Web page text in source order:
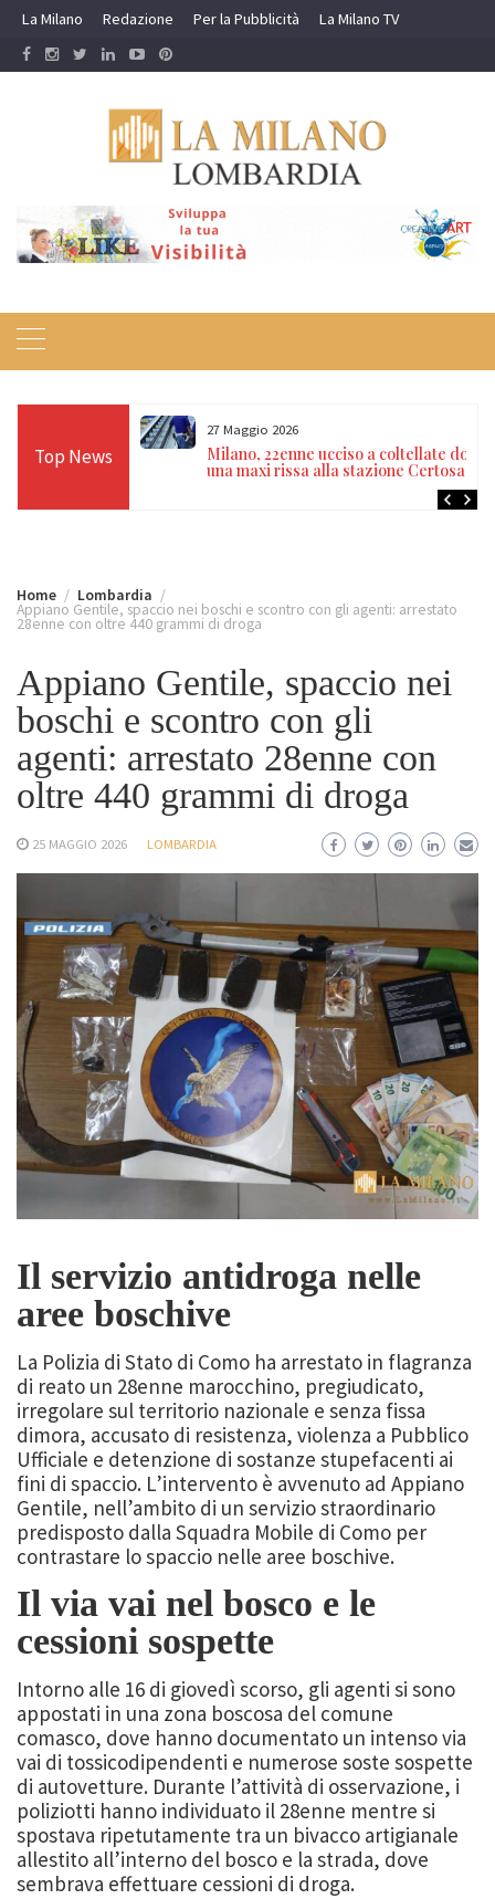
Skip
content
La Milano Redazione Per la Pubblicità La Milano TV
Top News
e
da oltre 14
27 Maggio 2026
Milano, 22enne ucciso a coltellate dopo
una maxi rissa alla stazione Certosa
Home Lombardia
Appiano Gentile, spaccio nei boschi e scontro con gli agenti: arrestato
28enne con oltre 440 grammi di droga
Appiano Gentile, spaccio nei
boschi e scontro con gli
agenti: arrestato 28enne con
oltre 440 grammi di droga
25 MAGGIO 2026 LOMBARDIA
Il servizio antidroga nelle
aree boschive
La Polizia di Stato di Como ha arrestato in flagranza
di reato un 28enne marocchino, pregiudicato,
irregolare sul territorio nazionale e senza fissa
dimora, accusato di resistenza, violenza a Pubblico
Ufficiale e detenzione di sostanze stupefacenti ai
fini di spaccio. L’intervento è avvenuto ad Appiano
Gentile, nell’ambito di un servizio straordinario
predisposto dalla Squadra Mobile di Como per
contrastare lo spaccio nelle aree boschive.
Il via vai nel bosco e le
cessioni sospette
Intorno alle 16 di giovedì scorso, gli agenti si sono
appostati in una zona boscosa del comune
comasco, dove hanno documentato un intenso via
vai di tossicodipendenti e numerose soste sospette
di autovetture. Durante l’attività di osservazione, i
poliziotti hanno individuato il 28enne mentre si
spostava ripetutamente tra un bivacco artigianale
allestito all’interno del bosco e la strada, dove
sembrava effettuare cessioni di droga.